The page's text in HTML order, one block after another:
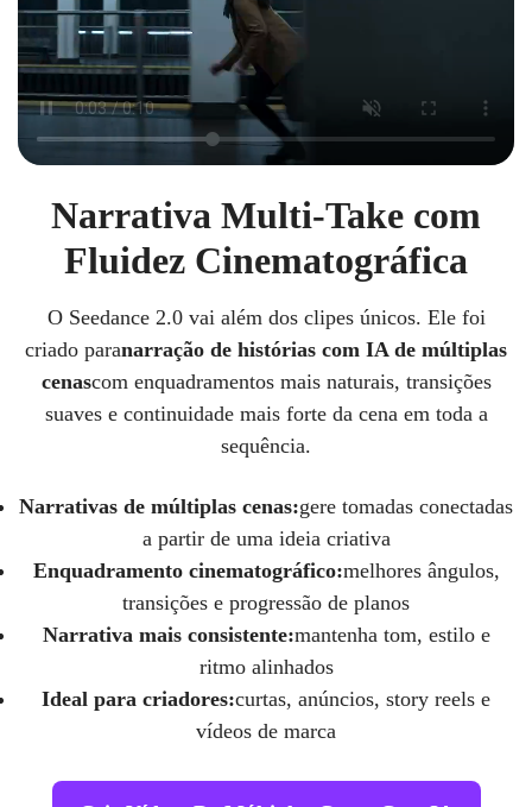
Narrativa Multi-Take com
Fluidez Cinematográfica
O Seedance 2.0 vai além dos clipes únicos. Ele foi
criado paranarração de histórias com IA de múltiplas
cenascom enquadramentos mais naturais, transições
suaves e continuidade mais forte da cena em toda a
sequência.
Narrativas de múltiplas cenas:gere tomadas conectadas
a partir de uma ideia criativa
Enquadramento cinematográfico:melhores ângulos,
transições e progressão de planos
Narrativa mais consistente:mantenha tom, estilo e
ritmo alinhados
Ideal para criadores:curtas, anúncios, story reels e
vídeos de marca